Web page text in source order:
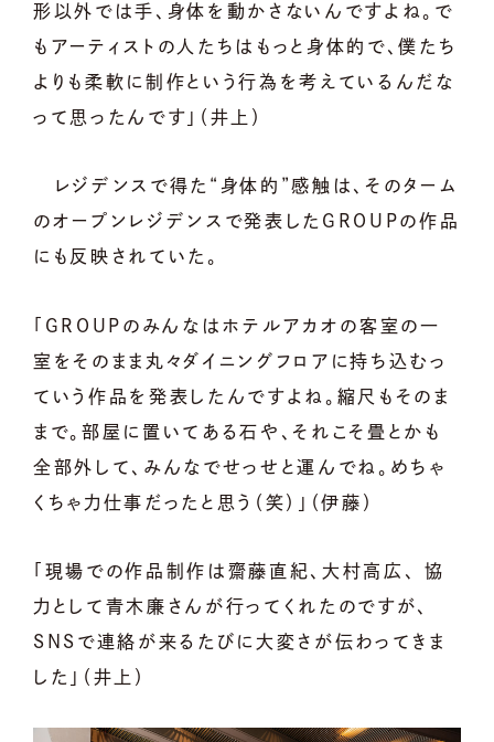
形以外では手、身体を動かさないんですよね。で
もアーティストの人たちはもっと身体的で、僕たち
よりも柔軟に制作という行為を考えているんだな
って思ったんです」（井上）
レジデンスで得た“身体的”感触は、そのターム
のオープンレジデンスで発表したGROUPの作品
にも反映されていた。
「GROUPのみんなはホテルアカオの客室の一
室をそのまま丸々ダイニングフロアに持ち込むっ
ていう作品を発表したんですよね。縮尺もそのま
まで。部屋に置いてある石や、それこそ畳とかも
全部外して、みんなでせっせと運んでね。めちゃ
くちゃ力仕事だったと思う（笑）」（伊藤）
「現場での作品制作は齋藤直紀、大村高広、 協
力として青木廉さんが行ってくれたのですが、
SNSで連絡が来るたびに大変さが伝わってきま
した」（井上）